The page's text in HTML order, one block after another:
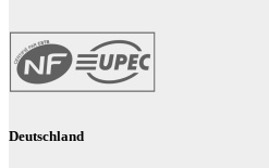
Deutschland